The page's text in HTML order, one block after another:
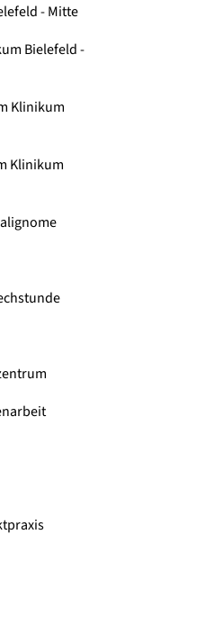
- Mitte
Bielefeld -
Klinikum
Klinikum